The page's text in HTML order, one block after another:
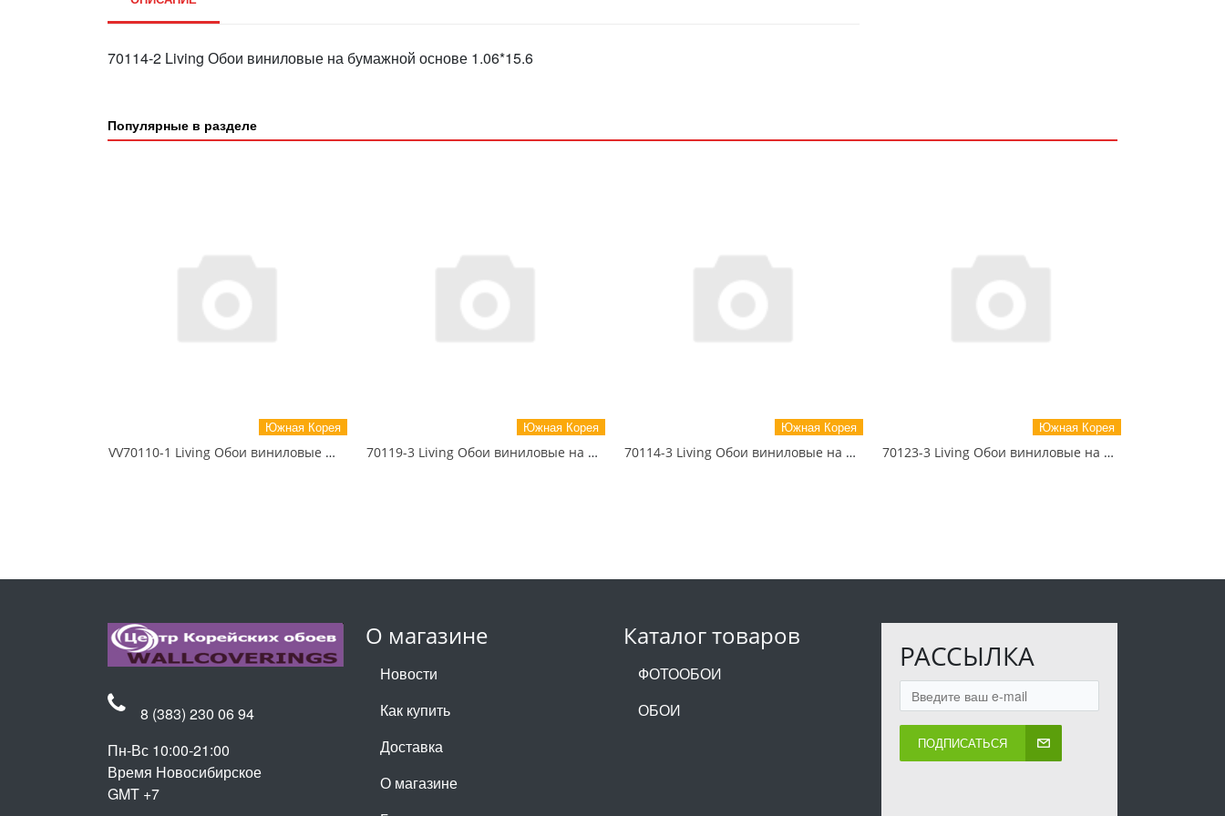
70114-2 Living Обои виниловые на бумажной основе 1.06*15.6
Популярные в разделе
Южная Корея
VV70110-1 Living Обои виниловые на флизелиновой основе 1.06*15.6
Южная Корея
70119-3 Living Обои виниловые на бумажной основе 1.06*15.6
Южная Корея
70114-3 Living Обои виниловые на бумажной основе 1.06*15.6
Южная Корея
70123-3 Living Обои виниловые на бумажной основе 1.06*15.6
О магазине
Новости
Как купить
Доставка
О магазине
Каталог товаров
ФОТООБОИ
ОБОИ
РАССЫЛКА
ПОДПИСАТЬСЯ
8 (383) 230 06 94
Пн-Вс 10:00-21:00
Время Новосибирское
GMT +7